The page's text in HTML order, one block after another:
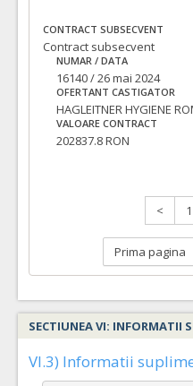
CONTRACT SUBSECVENT
Contract subsecvent
NUMAR / DATA
16140 / 26 mai 2024
OFERTANT CASTIGATOR
HAGLEITNER HYGIENE
VALOARE CONTRACT
202837.8 RON
<
Prima pagina
SECTIUNEA VI: INFORMATII
VI.3) Informatii